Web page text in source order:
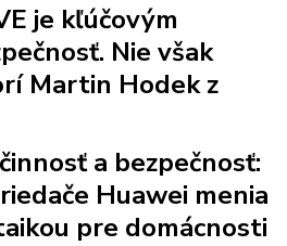
je kľúčovým
Nie však
Martin Hodek z
a bezpečnosť:
Huawei menia
pre domácnosti